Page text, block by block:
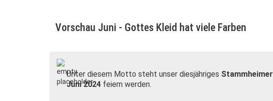
Vorschau Juni - Gottes Kleid hat viele Farben
Unter diesem Motto steht unser diesjähriges
Juni 2024 feiern werden.